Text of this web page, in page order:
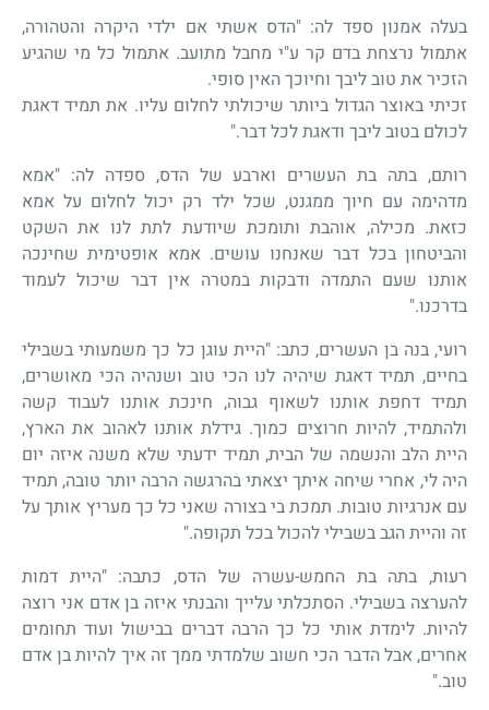
בעלה אמנון ספד לה: "הדס אשתי אם ילדי היקרה והטהורה,
אתמול נרצחת בדם קר ע"י מחבל מתועב. אתמול כל מי שהגיע
הזכיר את טוב ליבך וחיוכך האין סופי.
זכיתי באוצר הגדול ביותר שיכולתי לחלום עליו. את תמיד דאגת
לכולם בטוב ליבך ודאגת לכל דבר."
רותם, בתה בת העשרים וארבע של הדס, ספדה לה: "אמא
מדהימה עם חיוך ממגנט, שכל ילד רק יכול לחלום על אמא
כזאת. מכילה, אוהבת ותומכת שיודעת לתת לנו את השקט
והביטחון בכל דבר שאנחנו עושים. אמא אופטימית שחינכה
אותנו שעם התמדה ודבקות במטרה אין דבר שיכול לעמוד
בדרכנו."
רועי, בנה בן העשרים, כתב: "היית עוגן כל כך משמעותי בשבילי
בחיים, תמיד דאגת שיהיה לנו הכי טוב ושנהיה הכי מאושרים,
תמיד דחפת אותנו לשאוף גבוה, חינכת אותנו לעבוד קשה
ולהתמיד, להיות חרוצים כמוך. גידלת אותנו לאהוב את הארץ,
היית הלב והנשמה של הבית, תמיד ידעתי שלא משנה איזה יום
היה לי, אחרי שיחה איתך יצאתי בהרגשה הרבה יותר טובה, תמיד
עם אנרגיות טובות. תמכת בי בצורה שאני כל כך מעריץ אותך על
זה והיית הגב בשבילי להכול בכל תקופה."
רעות, בתה בת החמש-עשרה של הדס, כתבה: "היית דמות
להערצה בשבילי. הסתכלתי עלייך והבנתי איזה בן אדם אני רוצה
להיות. לימדת אותי כל כך הרבה דברים בבישול ועוד תחומים
אחרים, אבל הדבר הכי חשוב שלמדתי ממך זה איך להיות בן אדם
טוב."